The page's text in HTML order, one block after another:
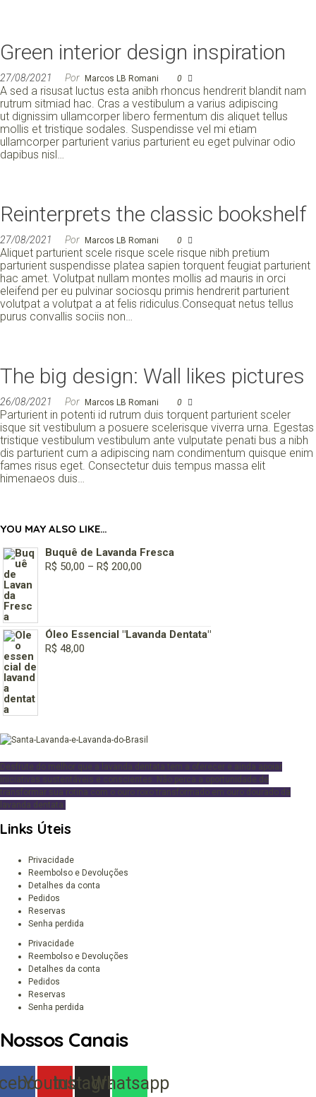
Green interior design inspiration
27/08/2021 Por Marcos LB Romani 0
A sed a risusat luctus esta anibh rhoncus hendrerit blandit nam
rutrum sitmiad hac. Cras a vestibulum a varius adipiscing
ut dignissim ullamcorper libero fermentum dis aliquet tellus
mollis et tristique sodales. Suspendisse vel mi etiam
ullamcorper parturient varius parturient eu eget pulvinar odio
dapibus nisl…
Reinterprets the classic bookshelf
27/08/2021 Por Marcos LB Romani 0
Aliquet parturient scele risque scele risque nibh pretium
parturient suspendisse platea sapien torquent feugiat parturient
hac amet. Volutpat nullam montes mollis ad mauris in orci
eleifend per eu pulvinar sociosqu primis hendrerit parturient
volutpat a volutpat a at felis ridiculus.Consequat netus tellus
purus convallis sociis non…
The big design: Wall likes pictures
26/08/2021 Por Marcos LB Romani 0
Parturient in potenti id rutrum duis torquent parturient sceler
isque sit vestibulum a posuere scelerisque viverra urna. Egestas
tristique vestibulum vestibulum ante vulputate penati bus a nibh
dis parturient cum a adipiscing nam condimentum quisque enim
fames risus eget. Consectetur duis tempus massa elit
himenaeos duis…
YOU MAY ALSO LIKE…
Buquê de Lavanda Fresca
R$ 50,00 – R$ 200,00
ATRAVÉS
Óleo Essencial "Lavanda Dentata"
R$ 48,00
Desfrute do melhor que a lavanda dentata tem a oferecer e ainda apoiar
iniciativas sustentáveis e conscientes. Não perca a oportunidade de
transformar sua rotina com o ouro roxo transformado em ouro dourado da
lavanda dentata.
Links Úteis
Privacidade
Reembolso e Devoluções
Detalhes da conta
Pedidos
Reservas
Senha perdida
Privacidade
Reembolso e Devoluções
Detalhes da conta
Pedidos
Reservas
Senha perdida
Nossos Canais
Youtube
InstagramWhatsapp